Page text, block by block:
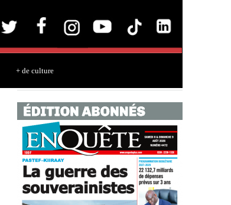
+ de culture